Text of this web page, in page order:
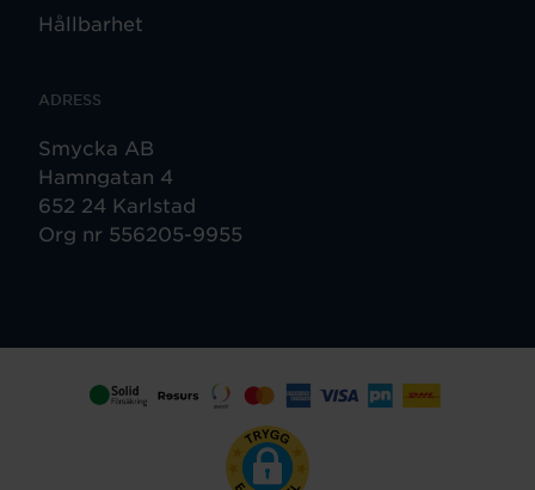
Hållbarhet
ADRESS
Smycka AB
Hamngatan 4
652 24 Karlstad
Org nr 556205-9955